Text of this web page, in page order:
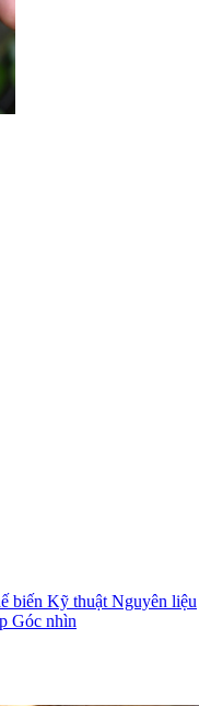
biến Kỹ thuật Nguyên liệu
Góc nhìn